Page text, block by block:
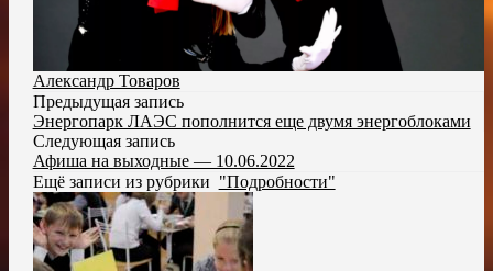
Александр Товаров
Предыдущая запись
Энергопарк ЛАЭС пополнится еще двумя энергоблоками
Следующая запись
Афиша на выходные — 10.06.2022
Ещё записи из рубрики "Подробности"